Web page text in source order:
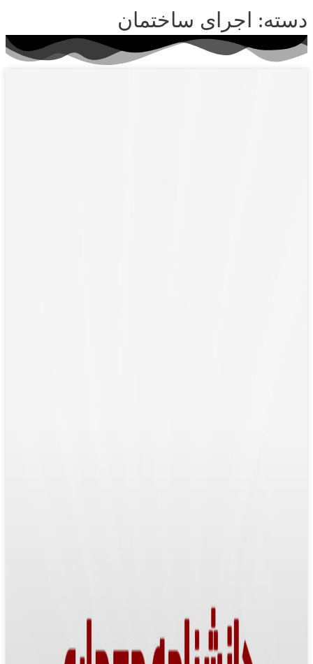
دسته: اجرای ساختمان